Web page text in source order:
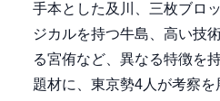
手本とした及川、三枚ブロ
ジカルを持つ牛島、高い技
る宮侑など、異なる特徴を
題材に、東京勢4人が考察